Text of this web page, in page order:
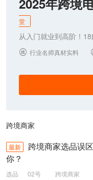
2025年跨境
堂
从入门就业到高阶！
 行业名师真材实料
跨境商家
最新
跨境商家选品误
你？
选品 02号 跨境商家